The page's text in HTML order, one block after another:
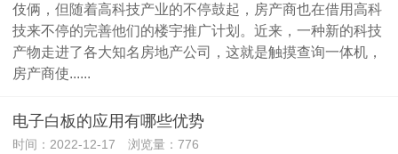
伎俩，但随着高科技产业的不停鼓起，房产商也在借用高科
技来不停的完善他们的楼宇推广计划。近来，一种新的科技
产物走进了各大知名房地产公司，这就是触摸查询一体机，
房产商使......
电子白板的应用有哪些优势
时间：2022-12-17 浏览量：776